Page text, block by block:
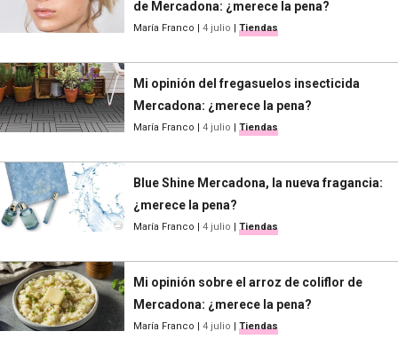
de Mercadona: ¿merece la pena?
María Franco | 4 julio | Tiendas
Mi opinión del fregasuelos insecticida
Mercadona: ¿merece la pena?
María Franco | 4 julio | Tiendas
Blue Shine Mercadona, la nueva fragancia:
¿merece la pena?
María Franco | 4 julio | Tiendas
Mi opinión sobre el arroz de coliflor de
Mercadona: ¿merece la pena?
María Franco | 4 julio | Tiendas